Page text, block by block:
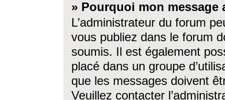
» Pourquoi mon message
L’administrateur du forum
vous publiez dans le forum
soumis. Il est également
placé dans un groupe
que les messages doivent
Veuillez contacter